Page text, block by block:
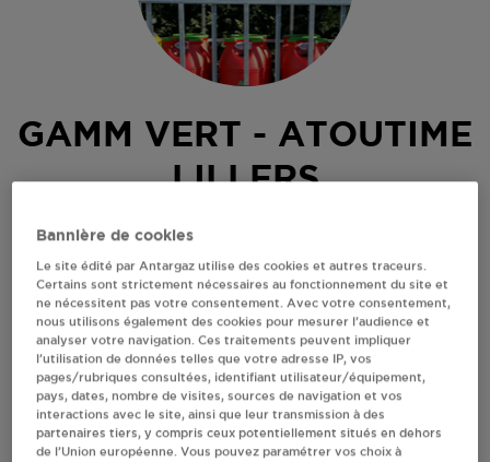
GAMM VERT - ATOUTIME
LILLERS
Revendeur de bouteilles de gaz
S'Y RENDRE
AFFICHER LE TÉLÉPHONE
Bannière de cookies
Le site édité par Antargaz utilise des cookies et autres traceurs.
Certains sont strictement nécessaires au fonctionnement du site et
ne nécessitent pas votre consentement. Avec votre consentement,
nous utilisons également des cookies pour mesurer l’audience et
analyser votre navigation. Ces traitements peuvent impliquer
l’utilisation de données telles que votre adresse IP, vos
pages/rubriques consultées, identifiant utilisateur/équipement,
pays, dates, nombre de visites, sources de navigation et vos
interactions avec le site, ainsi que leur transmission à des
partenaires tiers, y compris ceux potentiellement situés en dehors
de l’Union européenne. Vous pouvez paramétrer vos choix à